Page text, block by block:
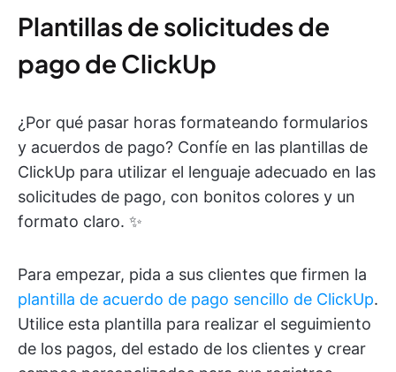
Plantillas de solicitudes de
pago de ClickUp
¿Por qué pasar horas formateando formularios
y acuerdos de pago? Confíe en las plantillas de
ClickUp para utilizar el lenguaje adecuado en las
solicitudes de pago, con bonitos colores y un
formato claro. ✨
Para empezar, pida a sus clientes que firmen la
plantilla de acuerdo de pago sencillo de ClickUp.
Utilice esta plantilla para realizar el seguimiento
de los pagos, del estado de los clientes y crear